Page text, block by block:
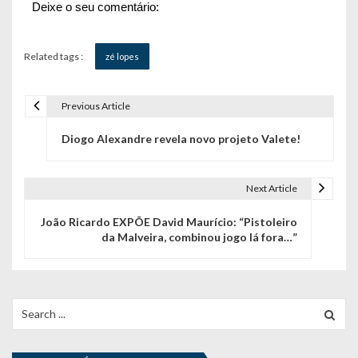
Deixe o seu comentário:
Related tags : zé lopes
ã
o
Previous Article
Diogo Alexandre revela novo projeto Valete!
Next Article
João Ricardo EXPÕE David Maurício: “Pistoleiro
da Malveira, combinou jogo lá fora…”
for: